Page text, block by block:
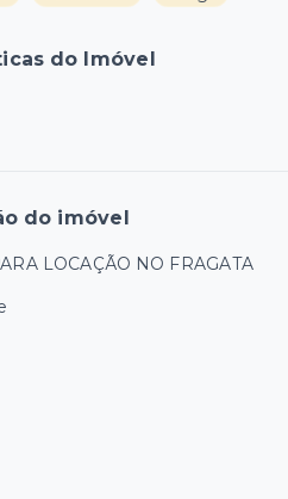
do Imóvel
do imóvel
LOCAÇÃO NO FRAGATA